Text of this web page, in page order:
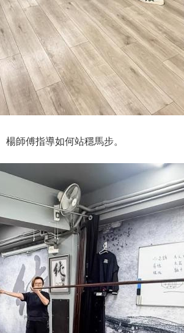
楊師傅指導如何站穩馬步。